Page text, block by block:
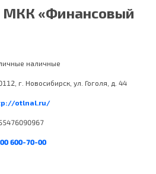
МКК «Финансовый
наличные
г. Новосибирск, ул. Гоголя, д. 44
otlnal.ru/
600-70-00